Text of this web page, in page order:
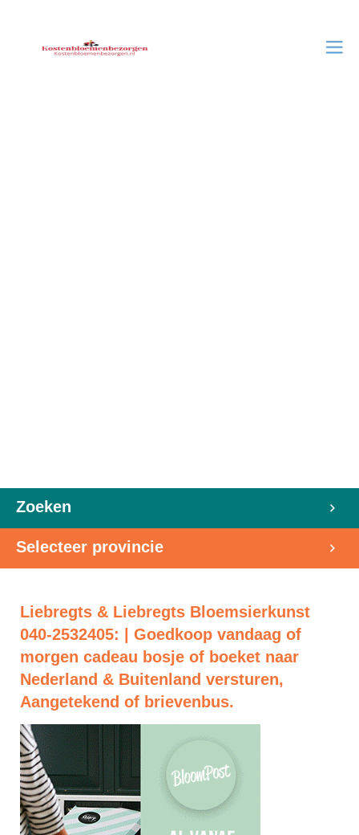
Zoeken
Selecteer provincie
Liebregts & Liebregts Bloemsierkunst
040-2532405: | Goedkoop vandaag of
morgen cadeau bosje of boeket naar
Nederland & Buitenland versturen,
Aangetekend of brievenbus.